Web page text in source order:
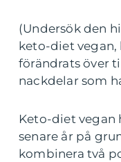
(Undersök den
keto-diet
förändrats över
nackdelar som
Keto-diet vegan
senare år på
kombinera två